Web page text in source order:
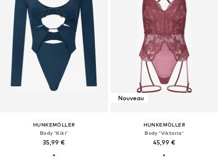
HUNKEMÖLLER
Body 'Kiki'
35,99 €
Nouveau
HUNKEMÖLLER
Body 'Viktoria'
45,99 €